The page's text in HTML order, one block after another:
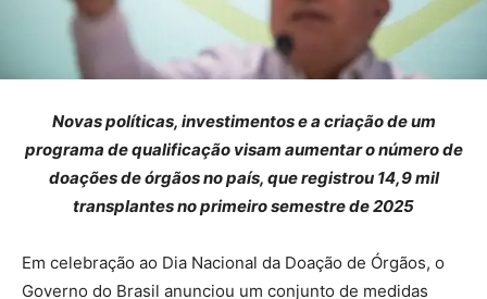
Novas políticas, investimentos e a criação de um
programa de qualificação visam aumentar o número de
doações de órgãos no país, que registrou 14,9 mil
transplantes no primeiro semestre de 2025
Em celebração ao Dia Nacional da Doação de Órgãos, o
Governo do Brasil anunciou um conjunto de medidas